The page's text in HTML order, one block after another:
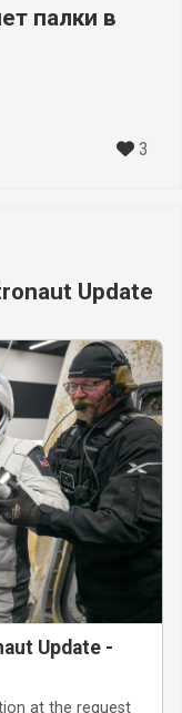
палки в
3
Update
Update -
at the request